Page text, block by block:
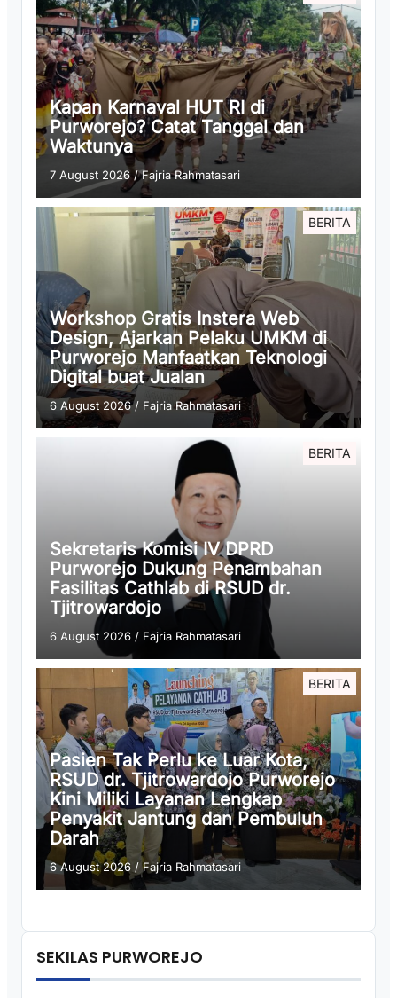
Kapan Karnaval HUT RI di
Purworejo? Catat Tanggal dan
Waktunya
7 August 2026 /Fajria Rahmatasari
BERITA
Workshop Gratis Instera Web
Design, Ajarkan Pelaku UMKM di
Purworejo Manfaatkan Teknologi
Digital buat Jualan
6 August 2026/ Fajria Rahmatasari
BERITA
Sekretaris Komisi IV DPRD
Purworejo Dukung Penambahan
Fasilitas Cathlab di RSUD dr.
Tjitrowardojo
6 August 2026 / Fajria Rahmatasari
BERITA
Pasien Tak Perlu ke Luar Kota,
RSUD dr. Tjitrowardojo Purworejo
Kini Miliki Layanan Lengkap
Penyakit Jantung dan Pembuluh
Darah
6 August 2026 /Fajria Rahmatasari
SEKILAS PURWOREJO